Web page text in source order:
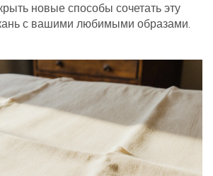
новые способы сочетать эту
с вашими любимыми образами.